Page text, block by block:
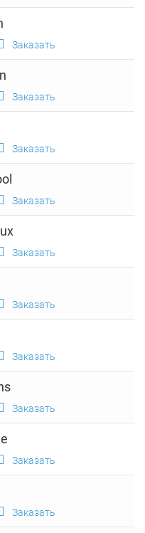
Заказать
Заказать
Заказать
Заказать
Заказать
Заказать
Заказать
Заказать
Заказать
Заказать